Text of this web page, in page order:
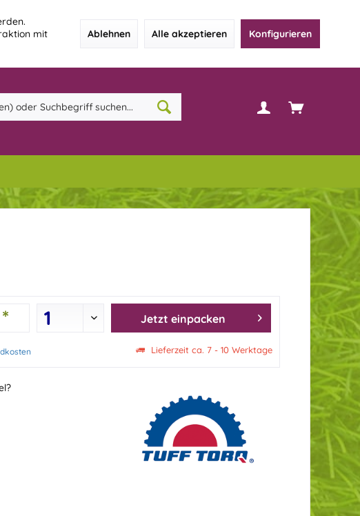
mit
Ablehnen Alle akzeptieren Konfigurieren
Jetzt einpacken
Lieferzeit ca. 7 - 10 Werktage